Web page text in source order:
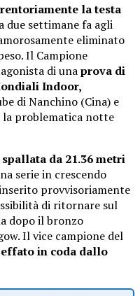
la testa
due settimane fa agli
eliminato
Il Campione
di unaprova di
Indoor,
di Nanchino (Cina) e
problematica notte
da 21.36 metri
serie in crescendo
provvisoriamente
di ritornare sul
dopo il bronzo
Il vice campione del
in coda dallo